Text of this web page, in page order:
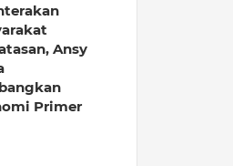
Ansy
Primer